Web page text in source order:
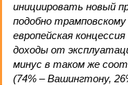
инициировать новый
подобно
европейская
доходы от
минус в таком же
(74% – Вашингтону,